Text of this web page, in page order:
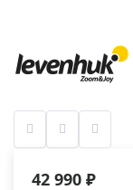
42 990 ₽